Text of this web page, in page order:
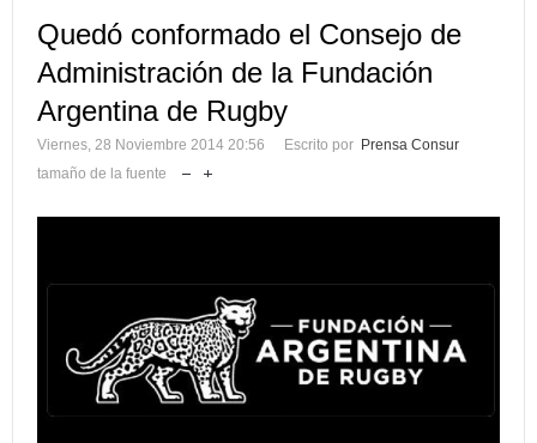
Quedó conformado el Consejo de
Administración de la Fundación
Argentina de Rugby
Viernes, 28 Noviembre 2014 20:56 Escrito por Prensa Consur
tamaño de la fuente